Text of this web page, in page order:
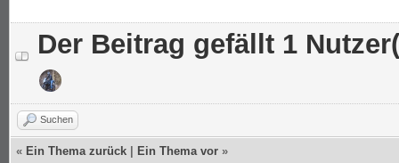
Der Beitrag gefällt 1
Suchen
« Ein Thema zurück Ein Thema vor »